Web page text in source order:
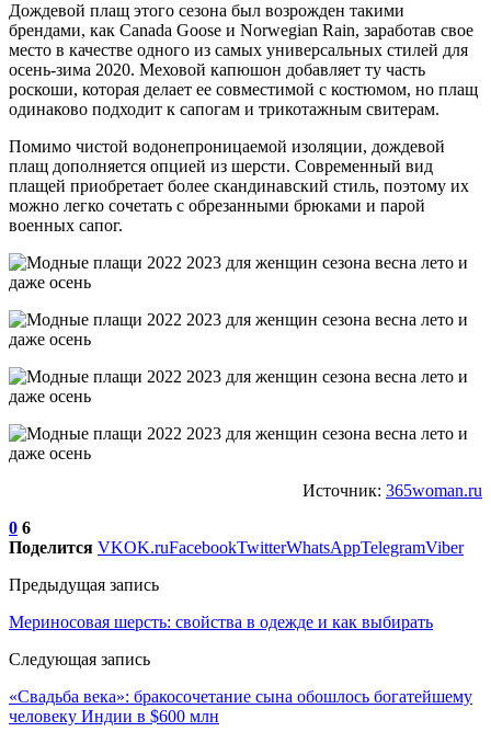
Дождевой плащ этого сезона был возрожден такими
брендами, как Canada Goose и Norwegian Rain, заработав свое
место в качестве одного из самых универсальных стилей для
осень-зима 2020. Меховой капюшон добавляет ту часть
роскоши, которая делает ее совместимой с костюмом, но плащ
одинаково подходит к сапогам и трикотажным свитерам.
Помимо чистой водонепроницаемой изоляции, дождевой
плащ дополняется опцией из шерсти. Современный вид
плащей приобретает более скандинавский стиль, поэтому их
можно легко сочетать с обрезанными брюками и парой
военных сапог.
Источник: 365woman.ru
0 6
Поделится VKOK.ruFacebookTwitterWhatsAppTelegramViber
Предыдущая запись
Мериносовая шерсть: свойства в одежде и как выбирать
Следующая запись
«Свадьба века»: бракосочетание сына обошлось богатейшему
человеку Индии в $600 млн